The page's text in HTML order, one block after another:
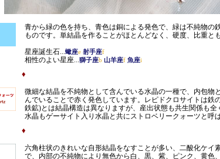
青から緑の色を持ち、青色は銅による発色で、緑は不純物の
ものです。単結晶を作ることがほとんどなく、硬度、比重と
星座誕生石...蠍座e 射手座f
相性のよい星座...獅子座b 山羊座f 魚座i
♦
微細な結晶を不純物として含んでいる水晶の一種で、内包物
んでいることで赤く発色しています。レピドクロサイトは鉄
鉄鉱)とは結晶構造は異なりますが、産出状態も共生関係も
水晶もゲーサイト入り水晶と共にストロベリークォーツと呼
♦
六角柱状のきれいな自形結晶をなすことが多い、二酸化ケイ
で、内部の不純物により無色から白、黒、紫、ピンク、黄色